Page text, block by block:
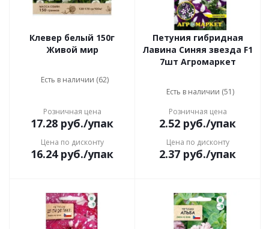
Клевер белый 150г
Живой мир
Есть в наличии (62)
Розничная цена
17.28 руб./упак
Цена по дисконту
16.24руб./упак
Петуния гибридная
Лавина Синяя звезда F1
7шт Агромаркет
Есть в наличии (51)
Розничная цена
2.52 руб./упак
Цена по дисконту
2.37 руб./упак